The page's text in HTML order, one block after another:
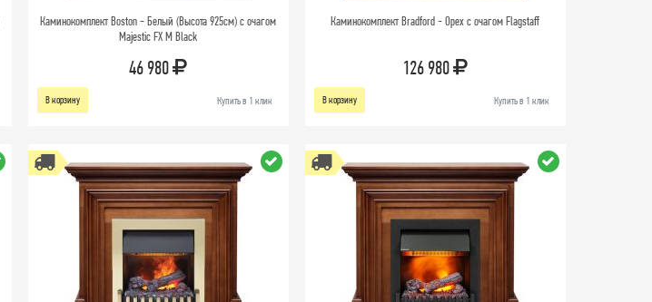
Каминокомплект Boston - Белый (Высота 925см) с очагом
Majestic FX M Black
46 980
В корзину Купить в 1 клик
Каминокомплект Bradford - Орех с очагом Flagstaff
126 980
В корзину Купить в 1 клик